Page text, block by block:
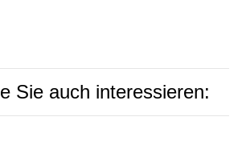
Sie auch interessieren: